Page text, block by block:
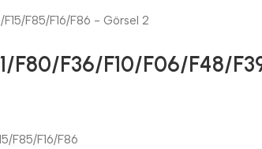
F36/F10/F06/F48/
F85/F16/F86